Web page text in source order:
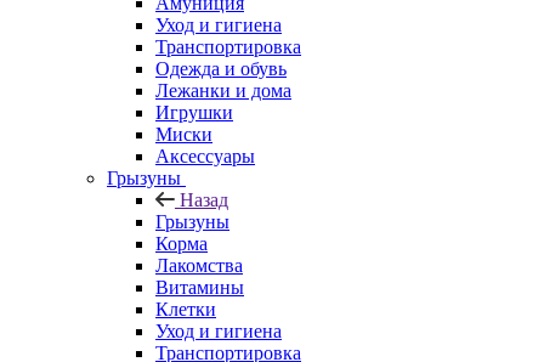
Уход и гигиена
Транспортировка
Одежда и обувь
Лежанки и дома
Игрушки
Миски
Аксессуары
Грызуны
Назад
Грызуны
Корма
Лакомства
Витамины
Клетки
Уход и гигиена
Транспортировка